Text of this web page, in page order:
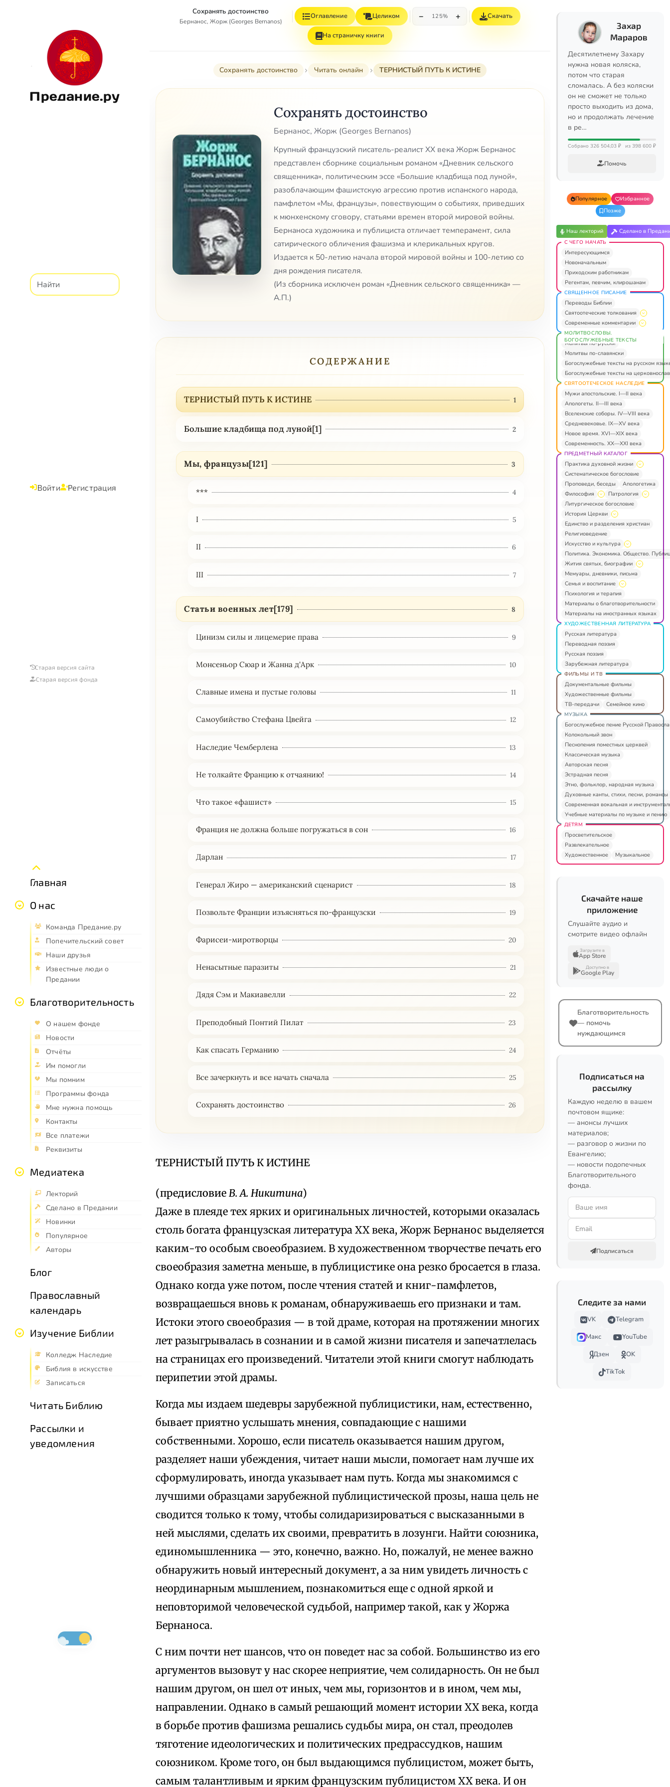
Предание.ру
Войти Регистрация
Старая версия сайта
Старая версия фонда
Главная
О нас
Команда Предание.ру
Попечительский совет
Наши друзья
Известные люди о
Предании
Благотворительность
О нашем фонде
Новости
Отчёты
Им помогли
Мы помним
Программы фонда
Мне нужна помощь
Контакты
Все платежи
Реквизиты
Медиатека
Лекторий
Сделано в Предании
Новинки
Популярное
Авторы
Блог
Православный
календарь
Изучение Библии
Колледж Наследие
Библия в искусстве
Записаться
Читать Библию
Рассылки и
уведомления
Сохранять достоинство
Бернанос, Жорж (Georges Bernanos)
Оглавление Целиком − 125% + Скачать
На страничку книги
Сохранять достоинство Читать онлайн ТЕРНИСТЫЙ ПУТЬ К ИСТИНЕ
Сохранять достоинство
Бернанос, Жорж (Georges Bernanos)
Крупный французский писатель-реалист XX века Жорж Бернанос
представлен сборнике социальным романом «Дневник сельского
священника», политическим эссе «Большие кладбища под луной»,
разоблачающим фашистскую агрессию против испанского народа,
памфлетом «Мы, французы», повествующим о событиях, приведших
к мюнхенскому сговору, статьями времен второй мировой войны.
Бернаноса художника и публициста отличает темперамент, сила
сатирического обличения фашизма и клерикальных кругов.
Издается к 50-летию начала второй мировой войны и 100-летию со
дня рождения писателя.
(Из сборника исключен роман «Дневник сельского священника» —
А.П.)
СОДЕРЖАНИЕ
ТЕРНИСТЫЙ ПУТЬ К ИСТИНЕ 1
Большие кладбища под луной[1] 2
Мы, французы[121] 3
*** 4
I 5
II 6
III 7
Статьи военных лет[179] 8
Цинизм силы и лицемерие права 9
Монсеньор Сюар и Жанна д'Арк 10
Славные имена и пустые головы 11
Самоубийство Стефана Цвейга 12
Наследие Чемберлена 13
Не толкайте Францию к отчаянию! 14
Что такое «фашист» 15
Франция не должна больше погружаться в сон 16
Дарлан 17
Генерал Жиро — американский сценарист 18
Позвольте Франции изъясняться по-французски 19
Фарисеи-миротворцы 20
Ненасытные паразиты 21
Дядя Сэм и Макиавелли 22
Преподобный Понтий Пилат 23
Как спасать Германию 24
Все зачеркнуть и все начать сначала 25
Сохранять достоинство 26
ТЕРНИСТЫЙ ПУТЬ К ИСТИНЕ
(предисловие В. А. Никитина)
Даже в плеяде тех ярких и оригинальных личностей, которыми оказалась
столь богата французская литература XX века, Жорж Бернанос выделяется
каким-то особым своеобразием. В художественном творчестве печать его
своеобразия заметна меньше, в публицистике она резко бросается в глаза.
Однако когда уже потом, после чтения статей и книг-памфлетов,
возвращаешься вновь к романам, обнаруживаешь его признаки и там.
Истоки этого своеобразия — в той драме, которая на протяжении многих
лет разыгрывалась в сознании и в самой жизни писателя и запечатлелась
на страницах его произведений. Читатели этой книги смогут наблюдать
перипетии этой драмы.
Когда мы издаем шедевры зарубежной публицистики, нам, естественно,
бывает приятно услышать мнения, совпадающие с нашими
собственными. Хорошо, если писатель оказывается нашим другом,
разделяет наши убеждения, читает наши мысли, помогает нам лучше их
сформулировать, иногда указывает нам путь. Когда мы знакомимся с
лучшими образцами зарубежной публицистической прозы, наша цель не
сводится только к тому, чтобы солидаризироваться с высказанными в
ней мыслями, сделать их своими, превратить в лозунги. Найти союзника,
единомышленника — это, конечно, важно. Но, пожалуй, не менее важно
обнаружить новый интересный документ, а за ним увидеть личность с
неординарным мышлением, познакомиться еще с одной яркой и
неповторимой человеческой судьбой, например такой, как у Жоржа
Бернаноса.
С ним почти нет шансов, что он поведет нас за собой. Большинство из его
аргументов вызовут у нас скорее неприятие, чем солидарность. Он не был
нашим другом, он шел от иных, чем мы, горизонтов и в ином, чем мы,
направлении. Однако в самый решающий момент истории XX века, когда
в борьбе против фашизма решались судьбы мира, он стал, преодолев
тяготение идеологических и политических предрассудков, нашим
союзником. Кроме того, он был выдающимся публицистом, может быть,
самым талантливым и ярким французским публицистом XX века. И он
Захар
Мараров
Десятилетнему Захару
нужна новая коляска,
потом что старая
сломалась. А без коляски
он не сможет не только
просто выходить из дома,
но и продолжать лечение
в ре…
Собрано 326 504,03 ₽ из 398 600 ₽
Помочь
Популярное
Избранное
Позже
Наш лекторий Сделано в
С ЧЕГО НАЧАТЬ
Интересующимся
Новоначальным
Приходским работникам
Регентам, певчим, клирошанам
СВЯЩЕННОЕ ПИСАНИЕ
Переводы Библии
Святоотеческие толкования
Современные комментарии
МОЛИТВОСЛОВЫ.
БОГОСЛУЖЕБНЫЕ ТЕКСТЫ
Молитвы по-русски
Молитвы по-славянски
Богослужебные тексты на русском
Богослужебные тексты на
СВЯТООТЕЧЕСКОЕ НАСЛЕДИЕ
Мужи апостольские. I—II века
Апологеты. II—III века
Вселенские соборы. IV—VIII века
Средневековье. IX—XV века
Новое время. XVI—XIX века
Современность. XX—XXI века
ПРЕДМЕТНЫЙ КАТАЛОГ
Практика духовной жизни
Систематическое богословие
Проповеди, беседы
Апологетика
Философия
Патрология
Литургическое богословие
История Церкви
Единство и разделения христиан
Религиоведение
Искусство и культура
Политика. Экономика. Общество.
Жития святых, биографии
Мемуары, дневники, письма
Семья и воспитание
Психология и терапия
Материалы о благотворительности
Материалы на иностранных языках
ХУДОЖЕСТВЕННАЯ ЛИТЕРАТУРА
Русская литература
Переводная поэзия
Русская поэзия
Зарубежная литература
ФИЛЬМЫ И ТВ
Документальные фильмы
Художественные фильмы
ТВ-передачи
Семейное кино
МУЗЫКА
Богослужебное пение Русской
Колокольный звон
Песнопения поместных церквей
Классическая музыка
Авторская песня
Эстрадная песня
Этно, фольклор, народная музыка
Духовные канты, стихи, песни, романсы
Современная вокальная и
Учебные материалы по музыке и пению
ДЕТЯМ
Просветительское
Развлекательное
Художественное
Музыкальное
Скачайте наше
приложение
Слушайте аудио и
смотрите видео офлайн
Загрузите в
App Store
Доступно в
Google Play
Благотворительность
— помочь
нуждающимся
Подписаться на
рассылку
Каждую неделю в вашем
почтовом ящике:
— анонсы лучших
материалов;
— разговор о жизни по
Евангелию;
— новости подопечных
Благотворительного
фонда.
Подписаться
Следите за нами
VK
Telegram
Макс
YouTube
Дзен
OK
TikTok